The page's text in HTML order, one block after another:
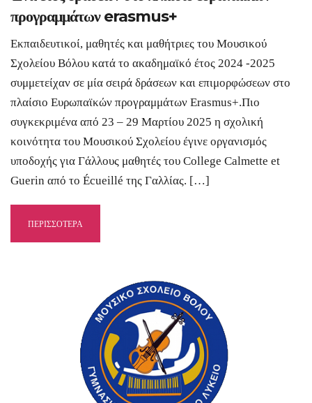
προγραμμάτων erasmus+
Εκπαιδευτικοί, μαθητές και μαθήτριες του Μουσικού
Σχολείου Βόλου κατά το ακαδημαϊκό έτος 2024 -2025
συμμετείχαν σε μία σειρά δράσεων και επιμορφώσεων στο
πλαίσιο Ευρωπαϊκών προγραμμάτων Erasmus+.Πιο
συγκεκριμένα από 23 – 29 Μαρτίου 2025 η σχολική
κοινότητα του Μουσικού Σχολείου έγινε οργανισμός
υποδοχής για Γάλλους μαθητές του College Calmette et
Guerin από το Écueillé της Γαλλίας. […]
ΠΕΡΙΣΣΟΤΕΡΑ